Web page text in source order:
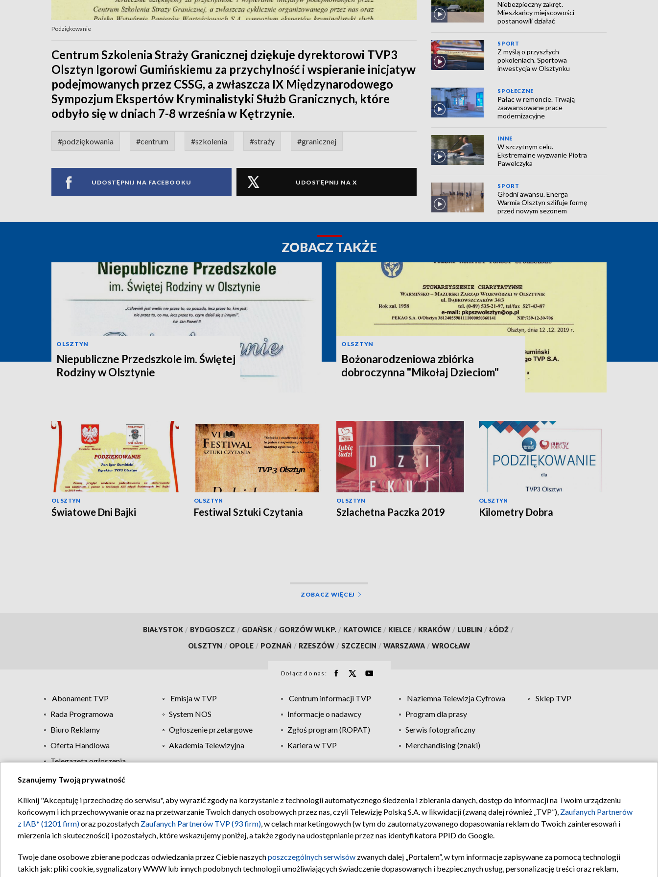
Podziękowanie
Centrum Szkolenia Straży Granicznej dziękuje dyrektorowi TVP3
Olsztyn Igorowi Gumińskiemu za przychylność i wspieranie inicjatyw
podejmowanych przez CSSG, a zwłaszcza IX Międzynarodowego
Sympozjum Ekspertów Kryminalistyki Służb Granicznych, które
odbyło się w dniach 7-8 września w Kętrzynie.
#podziękowania #centrum #szkolenia #straży #granicznej
UDOSTĘPNIJ NA FACEBOOKU UDOSTĘPNIJ NA X
Niebezpieczny zakręt.
Mieszkańcy miejscowości
postanowili działać
SPORT
Z myślą o przyszłych
pokoleniach. Sportowa
inwestycja w Olsztynku
SPOŁECZNE
Pałac w remoncie. Trwają
zaawansowane prace
modernizacyjne
INNE
W szczytnym celu.
Ekstremalne wyzwanie Piotra
Pawelczyka
SPORT
Głodni awansu. Energa
Warmia Olsztyn szlifuje formę
przed nowym sezonem
ZOBACZ TAKŻE
OLSZTYN
Niepubliczne Przedszkole im. Świętej
Rodziny w Olsztynie
OLSZTYN
Bożonarodzeniowa zbiórka
dobroczynna "Mikołaj Dzieciom"
OLSZTYN
Światowe Dni Bajki
OLSZTYN
Festiwal Sztuki Czytania
OLSZTYN
Szlachetna Paczka 2019
OLSZTYN
Kilometry Dobra
ZOBACZ WIĘCEJ
BIAŁYSTOK / BYDGOSZCZ / GDAŃSK / GORZÓW WLKP. / KATOWICE / KIELCE / KRAKÓW / LUBLIN / ŁÓDŹ /
OLSZTYN / OPOLE / POZNAŃ / RZESZÓW / SZCZECIN / WARSZAWA / WROCŁAW
Dołącz do nas:
Abonament TVP Emisja w TVP Centrum informacji TVP Naziemna Telewizja Cyfrowa
Sklep TVP
Rada Programowa
System NOS Informacje o nadawcy
Program dla prasy
Biuro Reklamy
Ogłoszenie przetargowe Zgłoś program (ROPAT)
Serwis fotograficzny
Oferta Handlowa
Akademia Telewizyjna Kariera w TVP
Merchandising (znaki)
Telegazeta ogłoszenia
Regulamin TVP Polityka prywatności Moje zgody Pomoc Biuro reklamy Kontakt
Szanujemy Twoją prywatność
Kliknij "Akceptuję i przechodzę do serwisu", aby wyrazić zgody na korzystanie z technologii automatycznego śledzenia i zbierania danych, dostęp do informacji na Twoim urządzeniu
końcowym i ich przechowywanie oraz na przetwarzanie Twoich danych osobowych przez nas, czyli Telewizję Polską S.A. w likwidacji (zwaną dalej również „TVP”), Zaufanych Partnerów
z IAB* (1201 firm)oraz pozostałych Zaufanych Partnerów TVP (93 firm), w celach marketingowych (w tym do zautomatyzowanego dopasowania reklam do Twoich zainteresowań i
mierzenia ich skuteczności) i pozostałych, które wskazujemy poniżej, a także zgody na udostępnianie przez nas identyfikatora PPID do Google.
Twoje dane osobowe zbierane podczas odwiedzania przez Ciebie naszychposzczególnych serwisów zwanych dalej „Portalem”, w tym informacje zapisywane za pomocą technologii
takich jak: pliki cookie, sygnalizatory WWW lub innych podobnych technologii umożliwiających świadczenie dopasowanych i bezpiecznych usług, personalizację treści oraz reklam,